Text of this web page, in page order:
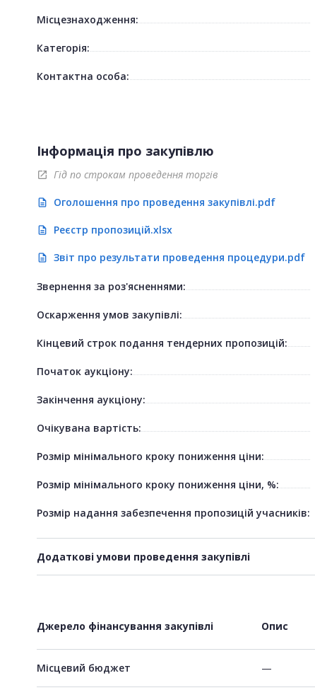
Місцезнаходження:
Категорія:
Контактна особа:
Інформація про закупівлю
open_in_new Гід по строкам проведення торгів
description Оголошення про проведення закупівлі.pdf
description Реєстр пропозицій.xlsx
description Звіт про результати проведення процедури.pdf
Звернення за роз'ясненнями:
Оскарження умов закупівлі:
Кінцевий строк подання тендерних пропозицій:
Початок аукціону:
Закінчення аукціону:
Очікувана вартість:
Розмір мінімального кроку пониження ціни:
Розмір мінімального кроку пониження ціни, %:
Розмір надання забезпечення пропозицій учасників:
Додаткові умови проведення закупівлі
Джерело фінансування закупівлі Опис
Місцевий бюджет —